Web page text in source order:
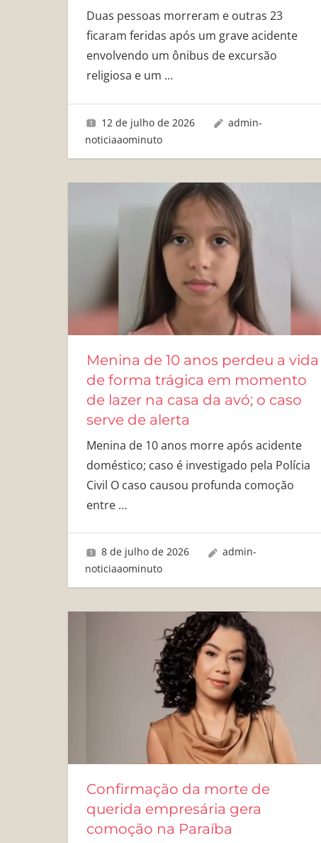
Duas pessoas morreram e outras 23
ficaram feridas após um grave acidente
envolvendo um ônibus de excursão
religiosa e um …
12 de julho de 2026
admin-
noticiaaominuto
Menina de 10 anos perdeu a vida
de forma trágica em momento
de lazer na casa da avó; o caso
serve de alerta
Menina de 10 anos morre após acidente
doméstico; caso é investigado pela Polícia
Civil O caso causou profunda comoção
entre …
8 de julho de 2026
admin-
noticiaaominuto
Confirmação da morte de
querida empresária gera
comoção na Paraíba